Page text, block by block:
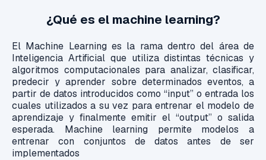
¿Qué es el machine learning?
El Machine Learning es la rama dentro del área de
Inteligencia Artificial que utiliza distintas técnicas y
algoritmos computacionales para analizar, clasificar,
predecir y aprender sobre determinados eventos, a
partir de datos introducidos como “input” o entrada los
cuales utilizados a su vez para entrenar el modelo de
aprendizaje y finalmente emitir el “output” o salida
esperada. Machine learning permite modelos a
entrenar con conjuntos de datos antes de ser
implementados